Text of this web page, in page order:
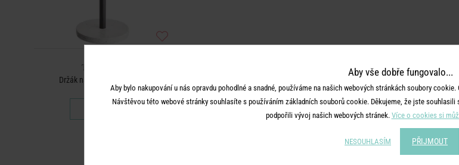
TERRAZZO
Držák na kuchyňské utěrky
Aby vše dobře fungovalo...
Aby bylo nakupování u nás opravdu pohodlné a snadné, používáme na našich webových stránkách soubory
Návštěvou této webové stránky souhlasíte s používáním základních souborů cookie. Děkujeme, že jste
podpořili vývoj našich webových stránek. Více o cookies si
NESOUHLASÍM PŘIJMOUT